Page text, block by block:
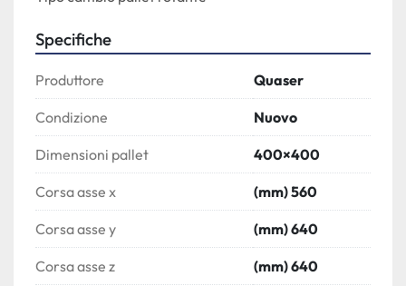
Specifiche
Produttore Quaser
Condizione Nuovo
Dimensioni pallet 400×400
Corsa asse x (mm) 560
Corsa asse y (mm) 640
Corsa asse z (mm) 640